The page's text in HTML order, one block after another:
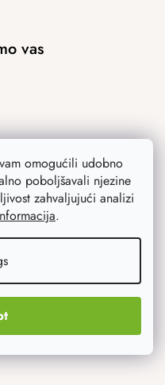
omogućili udobno
poboljšavali njezine
zahvaljujući analizi
.
vas
zanima